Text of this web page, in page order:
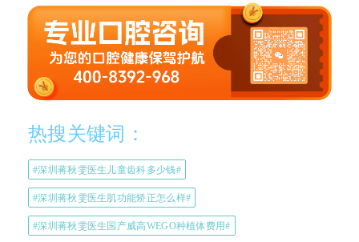
热搜关键词：
#深圳蒋秋雯医生儿童齿科多少钱#
#深圳蒋秋雯医生肌功能矫正怎么样#
#深圳蒋秋雯医生国产威高WEGO种植体费用#